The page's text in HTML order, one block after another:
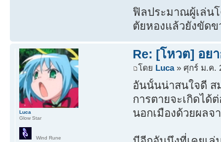
ฟิลประมาณผู้เล่น
ตัยหองแล้วยังขัด
Re: [โหวต] อย
โดย Luca» ศุกร์ ม.ค.
อันนั้นน่าสนใจดี ส
การตายจะเกิดได้
นอกเมืองด้วยผลจ
Luca
Glow Star
Wind Rune